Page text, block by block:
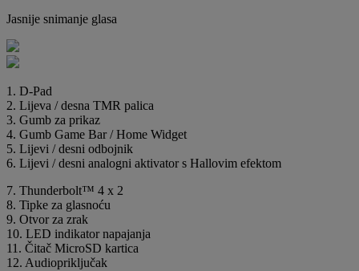
Jasnije snimanje glasa
1. D-Pad
2. Lijeva / desna TMR palica
3. Gumb za prikaz
4. Gumb Game Bar / Home Widget
5. Lijevi / desni odbojnik
6. Lijevi / desni analogni aktivator s Hallovim efektom
7. Thunderbolt™ 4 x 2
8. Tipke za glasnoću
9. Otvor za zrak
10. LED indikator napajanja
11. Čitač MicroSD kartica
12. Audiopriključak